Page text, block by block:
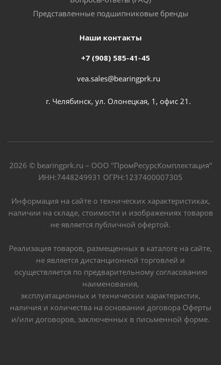
Представленные подшипниковые бренды
Наши контакты
+7 (908) 585-41-45
vea.sales@bearingprk.ru
г. Челябинск, ул. Олонецкая, 1, офис 21.
2026 © bearingprk.ru – ООО "ПромРесурсКомплектация"
ИНН:7448249931 ОГРН:1237400007305
Информация на сайте о технических характеристиках,
наличии на складе, стоимости и изображениях товаров
не является публичной офертой.
Реализация товаров, размещенных в каталоге на сайте,
не является дистанционной торговлей и
осуществляется по предварительному согласованию
наименования,
эксплуатационных и технических характеристик,
наличия и количества на основании договора Оферты
и/или договоров, заключенных в письменной форме.